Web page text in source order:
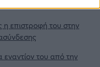
η επιστροφή του στην
του από την